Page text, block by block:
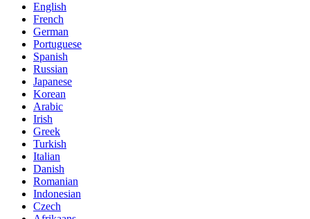
English
French
German
Portuguese
Spanish
Russian
Japanese
Korean
Arabic
Irish
Greek
Turkish
Italian
Danish
Romanian
Indonesian
Czech